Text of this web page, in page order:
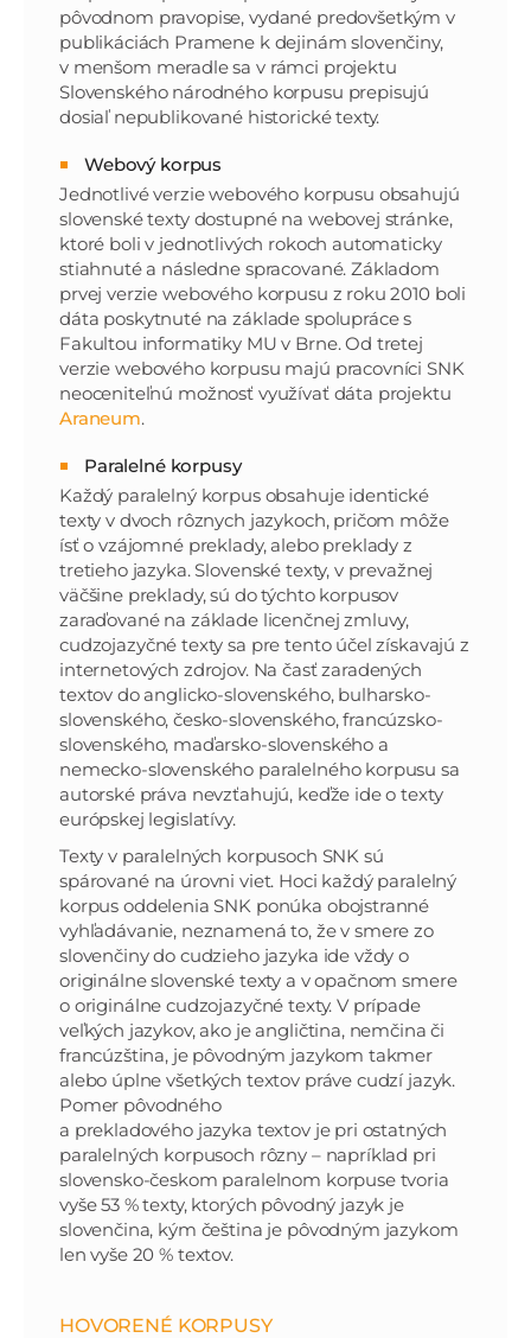
pôvodnom pravopise, vydané predovšetkým v
publikáciách Pramene k dejinám slovenčiny,
v menšom meradle sa v rámci projektu
Slovenského národného korpusu prepisujú
dosiaľ nepublikované historické texty.
Webový korpus
Jednotlivé verzie webového korpusu obsahujú
slovenské texty dostupné na webovej stránke,
ktoré boli v jednotlivých rokoch automaticky
stiahnuté a následne spracované. Základom
prvej verzie webového korpusu z roku 2010 boli
dáta poskytnuté na základe spolupráce s
Fakultou informatiky MU v Brne. Od tretej
verzie webového korpusu majú pracovníci SNK
neoceniteľnú možnosť využívať dáta projektu
Araneum.
Paralelné korpusy
Každý paralelný korpus obsahuje identické
texty v dvoch rôznych jazykoch, pričom môže
ísť o vzájomné preklady, alebo preklady z
tretieho jazyka. Slovenské texty, v prevažnej
väčšine preklady, sú do týchto korpusov
zaraďované na základe licenčnej zmluvy,
cudzojazyčné texty sa pre tento účel získavajú z
internetových zdrojov. Na časť zaradených
textov do anglicko-slovenského, bulharsko-
slovenského, česko-slovenského, francúzsko-
slovenského, maďarsko-slovenského a
nemecko-slovenského paralelného korpusu sa
autorské práva nevzťahujú, keďže ide o texty
európskej legislatívy.
Texty v paralelných korpusoch SNK sú
spárované na úrovni viet. Hoci každý paralelný
korpus oddelenia SNK ponúka obojstranné
vyhľadávanie, neznamená to, že v smere zo
slovenčiny do cudzieho jazyka ide vždy o
originálne slovenské texty a v opačnom smere
o originálne cudzojazyčné texty. V prípade
veľkých jazykov, ako je angličtina, nemčina či
francúzština, je pôvodným jazykom takmer
alebo úplne všetkých textov práve cudzí jazyk.
Pomer pôvodného
a prekladového jazyka textov je pri ostatných
paralelných korpusoch rôzny – napríklad pri
slovensko-českom paralelnom korpuse tvoria
vyše 53 % texty, ktorých pôvodný jazyk je
slovenčina, kým čeština je pôvodným jazykom
len vyše 20 % textov.
HOVORENÉ KORPUSY